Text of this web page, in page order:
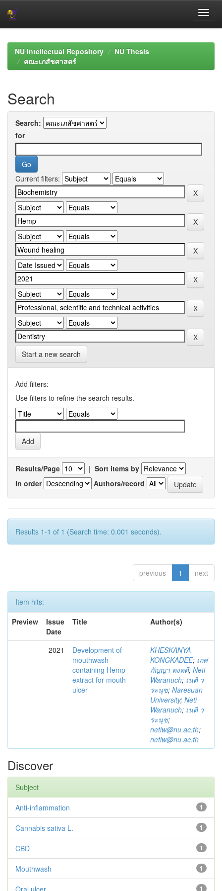
navigationNU Intellectual Repository
NU Thesis
คณะเภสัชศาสตร์
Search
Search:
for
Current filters:
Start a new search
Add filters:
Use filters to refine the search results.
Results/Page | Sort items by
In order
Authors/record
Results 1-1 of 1 (Search time: 0.001 seconds).
previous 1 next
Item hits:
Preview
Issue
Date
Title Author(s)
2021
Development of
mouthwash
containing Hemp
extract for mouth
ulcer
KHESKANYA
KONGKADEE; เกศ
กัญญา คงคดี; Neti
Waranuch; เนติ ว
ระนุช; Naresuan
University; Neti
Waranuch; เนติ ว
ระนุช;
netiw@nu.ac.th;
netiw@nu.ac.th
Discover
Subject
1
Anti-inflammation
1
Cannabis sativa L.
1
CBD
1
Mouthwash
1
Oral ulcer